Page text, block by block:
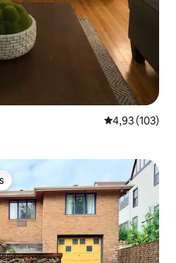
4,93 de uma
4,93 (103)
dos hóspedes